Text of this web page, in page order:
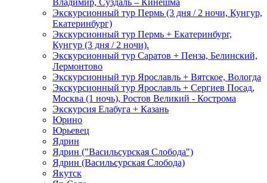
Владимир, Суздаль – Кинешма
Экскурсионный тур Пермь (3 дня / 2 ночи, Кунгур,
Екатеринбург)
Экскурсионный тур Пермь + Екатеринбург,
Кунгур (3 дня / 2 ночи).
Экскурсионный тур Саратов + Пенза, Белинский,
Лермонтово
Экскурсионный тур Ярославль + Вятское, Вологда
Экскурсионный тур Ярославль + Сергиев Посад,
Москва (1 ночь), Ростов Великий - Кострома
Экскурсия Елабуга + Казань
Юрино
Юрьевец
Ядрин
Ядрин ("Васильсурская Слобода")
Ядрин (Васильсурская Слобода)
Якутск